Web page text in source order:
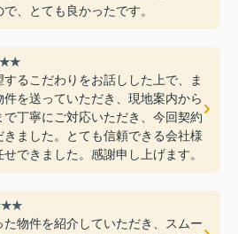
、とても良かったです。
るこだわりをお話しした上で、ま
を送っていただき、現地案内から
で丁寧にご対応いただき、今回契約
きました。とても信頼できる会社様
できました。感謝申し上げます。
た物件を紹介していただき、スムー